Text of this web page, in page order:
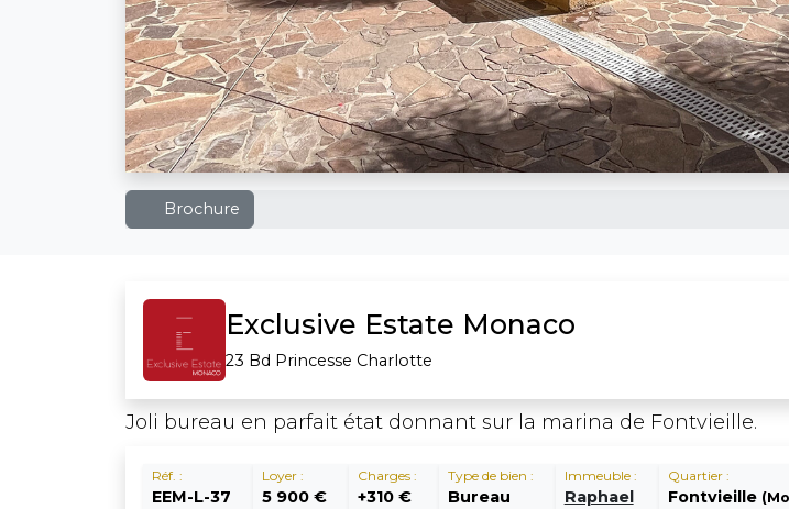
Brochure
Exclusive Estate Monaco
23 Bd Princesse Charlotte
Joli bureau en parfait état donnant sur la marina de Fontvieille.
Réf. :
EEM-L-37
Loyer :
5 900 €
Charges :
+310 €
Type de bien :
Bureau
Immeuble :
Raphael
Quartier :
Fontvieille